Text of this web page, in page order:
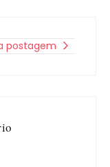
postagem